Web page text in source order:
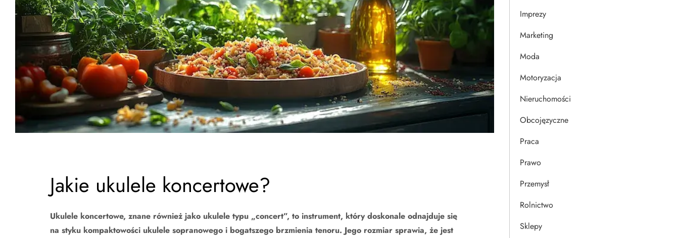
Jakie ukulele koncertowe?
Ukulele koncertowe, znane również jako ukulele typu „concert”, to instrument, który doskonale odnajduje się
na styku kompaktowości ukulele sopranowego i bogatszego brzmienia tenoru. Jego rozmiar sprawia, że jest
Imprezy
Marketing
Moda
Motoryzacja
Nieruchomości
Obcojęzyczne
Praca
Prawo
Przemysł
Rolnictwo
Sklepy